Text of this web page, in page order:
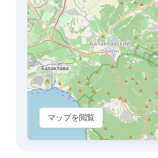
マップを閲覧